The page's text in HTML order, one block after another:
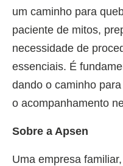
um caminho para
paciente de mitos,
necessidade de
essenciais. É
dando o caminho
o acompanhamento
Sobre a Apsen
Uma empresa